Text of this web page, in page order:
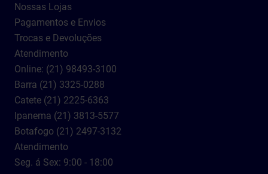
Nossas Lojas
Pagamentos e Envios
Trocas e Devoluções
Atendimento
Online: (21) 98493-3100
Barra (21) 3325-0288
Catete (21) 2225-6363
Ipanema (21) 3813-5577
Botafogo (21) 2497-3132
Atendimento
Seg. á Sex: 9:00 - 18:00